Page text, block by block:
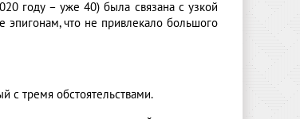
году – уже 40) была связана с узкой
эпигонам, что не привлекало большого
с тремя обстоятельствами.